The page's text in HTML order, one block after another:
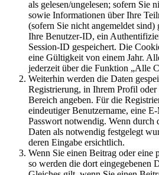
als gelesen/ungelesen; sofern Sie
sowie Informationen über Ihre
(sofern Sie nicht angemeldet sind)
Ihre Benutzer-ID, ein
Session-ID gespeichert. Die
eine Gültigkeit von einem Jahr.
jederzeit über die Funktion „Alle
Weiterhin werden die Daten
Registrierung, in Ihrem Profil
Bereich angeben. Für die
eindeutiger Benutzername, eine
Passwort notwendig. Wenn durch
Daten als notwendig festgelegt
deren Eingabe ersichtlich.
Wenn Sie einen Beitrag oder eine
so werden die dort eingegebenen